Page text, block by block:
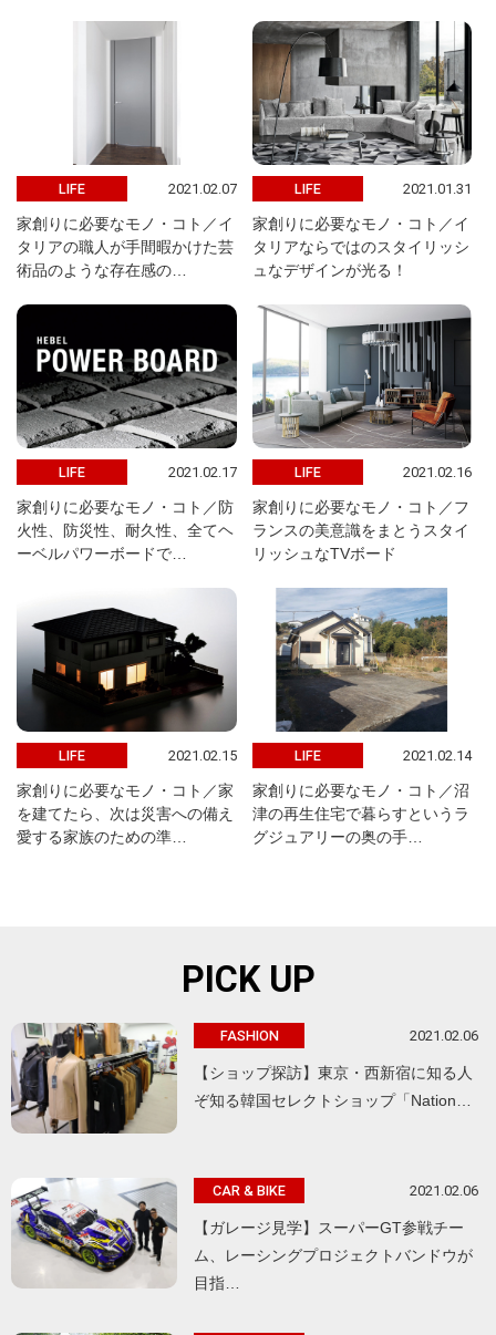
LIFE 2021.02.07
家創りに必要なモノ・コト／イ
タリアの職人が手間暇かけた芸
術品のような存在感の…
LIFE 2021.01.31
家創りに必要なモノ・コト／イ
タリアならではのスタイリッシ
ュなデザインが光る！
LIFE 2021.02.17
家創りに必要なモノ・コト／防
火性、防災性、耐久性、全てヘ
ーベルパワーボードで…
LIFE 2021.02.16
家創りに必要なモノ・コト／フ
ランスの美意識をまとうスタイ
リッシュなTVボード
LIFE 2021.02.15
家創りに必要なモノ・コト／家
を建てたら、次は災害への備え
愛する家族のための準…
LIFE 2021.02.14
家創りに必要なモノ・コト／沼
津の再生住宅で暮らすというラ
グジュアリーの奥の手…
PICK UP
FASHION 2021.02.06
【ショップ探訪】東京・西新宿に知る人
ぞ知る韓国セレクトショップ「Nation…
CAR & BIKE 2021.02.06
【ガレージ見学】スーパーGT参戦チー
ム、レーシングプロジェクトバンドウが
目指…